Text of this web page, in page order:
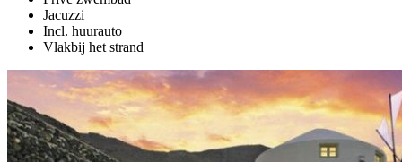
Jacuzzi
Incl. huurauto
Vlakbij het strand